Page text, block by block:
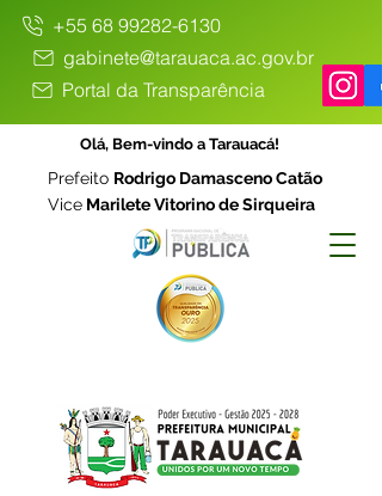
+55 68 99282-6130
gabinete@tarauaca.ac.gov.br
Portal da Transparência
Olá, Bem-vindo a Tarauacá!
Prefeito Rodrigo Damasceno Catão
Vice Marilete Vitorino de Sirqueira